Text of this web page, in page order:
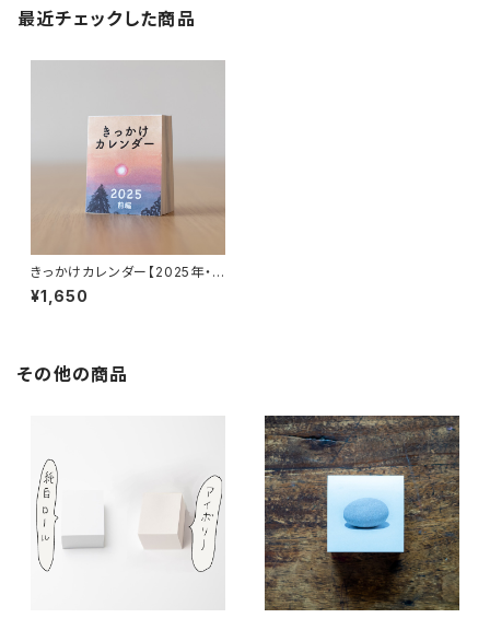
最近チェックした商品
きっかけカレンダー【2025年・
前編】
¥1,650
その他の商品